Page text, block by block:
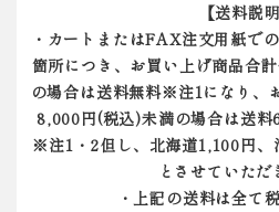
【送料説明
・カートまたはFAX注文用紙で
箇所につき、お買い上げ商品合
の場合は送料無料※注1になり、
8,000円(税込)未満の場合は送
※注1・2但し、北海道1,100円、
とさせていただ
・上記の送料は全て